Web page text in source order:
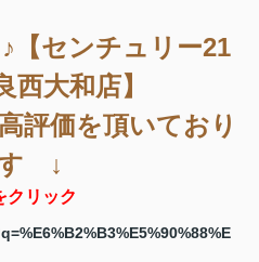
【センチュリー21
西大和店】
評価を頂いており
↓
クリック